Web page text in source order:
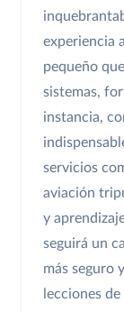
experiencia
pequeño
sistemas,
instancia,
servicios
aviación
y
seguirá un
más seguro
lecciones de